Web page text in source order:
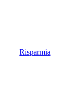
Risparmia